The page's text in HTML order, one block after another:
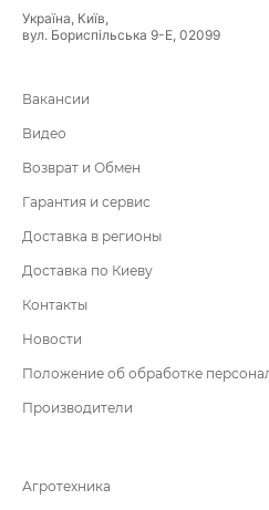
Україна, Київ,
вул. Бориспільська 9-Е, 02099
Вакансии
Видео
Возврат и Обмен
Гарантия и сервис
Доставка в регионы
Доставка по Киеву
Контакты
Новости
Положение об обработке
Производители
Агротехника